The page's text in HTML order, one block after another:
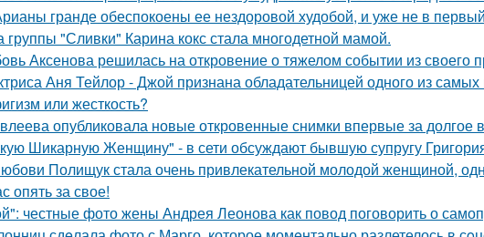
гранде обеспокоены ее нездоровой худобой, и уже не в
группы "Сливки" Карина кокс стала многодетной мамой.
Аксенова решилась на откровение о тяжелом событии из своего
Аня Тейлор - Джой признана обладательницей одного из
или жесткость?
опубликовала новые откровенные снимки впервые за долгое
Шикарную Женщину" - в сети обсуждают бывшую супругу
Полищук стала очень привлекательной молодой женщиной,
опять за свое!
честные фото жены Андрея Леонова как повод поговорить о